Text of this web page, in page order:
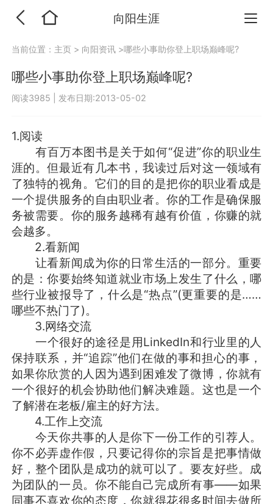
向阳生涯
当前位置： 主页 > 向阳资讯 >哪些小事助你登上职场巅峰呢?
哪些小事助你登上职场巅峰呢?
阅读3985 发布日期:2013-05-02
1.阅读
有百万本图书是关于如何“促进”你的职业生
涯的。但最近有几本书，我读过后对这一领域有
了独特的视角。它们的目的是把你的职业看成是
一个提供服务的自由职业者。你的工作是确保服
务被需要。你的服务越稀有越有价值，你赚的就
会越多。
2.看新闻
让看新闻成为你的日常生活的一部分。重要
的是：你要始终知道就业市场上发生了什么，哪
些行业被报导了，什么是“热点”(更重要的是……
哪些不热门了)。
3.网络交流
一个很好的途径是用LinkedIn和行业里的人
保持联系，并“追踪”他们在做的事和担心的事，
如果你欣赏的人因为遇到困难发了微博，你就有
一个很好的机会协助他们解决难题。这也是一个
了解潜在老板/雇主的好方法。
4.工作上交流
今天你共事的人是你下一份工作的引荐人。
你不必弄虚作假，只要记得你的宗旨是把事情做
好，整个团队是成功的就可以了。要友好些。成
为团队的一员。你不能自己完成所有事——如果
同事不喜欢你的态度，你就得花很多时间去做所